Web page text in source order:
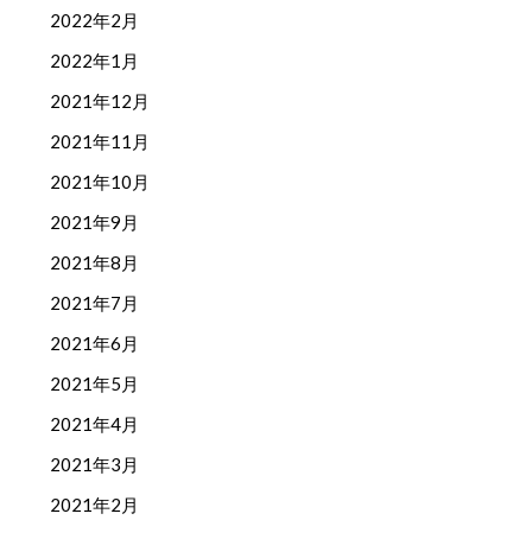
2022年2月
2022年1月
2021年12月
2021年11月
2021年10月
2021年9月
2021年8月
2021年7月
2021年6月
2021年5月
2021年4月
2021年3月
2021年2月